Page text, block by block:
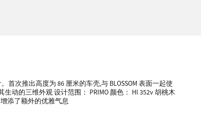
次推出高度为 86 厘米的车壳,与 BLOSSOM 表面一起使
动的三维外观 设计范围： PRIMO 颜色： HI 352v 胡桃木
添了额外的优雅气息